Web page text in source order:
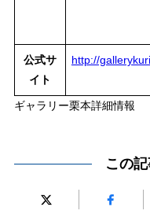
公式サ
イト
http://
ギャラリー栗本詳細情報
この